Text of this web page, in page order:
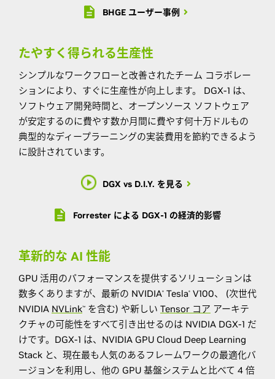
BHGE ユーザー事例
たやすく得られる生産性
シンプルなワークフローと改善されたチーム コラボレー
ションにより、すぐに生産性が向上します。 DGX-1 は、
ソフトウェア開発時間と、オープンソース ソフトウェア
が安定するのに費やす数か月間に費やす何十万ドルもの
典型的なディープラーニングの実装費用を節約できるよう
に設計されています。
DGX vs D.I.Y. を見る
Forrester による DGX-1 の経済的影響
革新的な AI 性能
GPU 活用のパフォーマンスを提供するソリューションは
数多くありますが、最新の NVIDIA® Tesla® V100、 (次世代
NVIDIA NVLink™ を含む) や新しい Tensor コア アーキテ
クチャの可能性をすべて引き出せるのは NVIDIA DGX-1 だ
けです。DGX-1 は、NVIDIA GPU Cloud Deep Learning
Stack と、現在最も人気のあるフレームワークの最適化バ
ージョンを利用し、他の GPU 基盤システムと比べて 4 倍